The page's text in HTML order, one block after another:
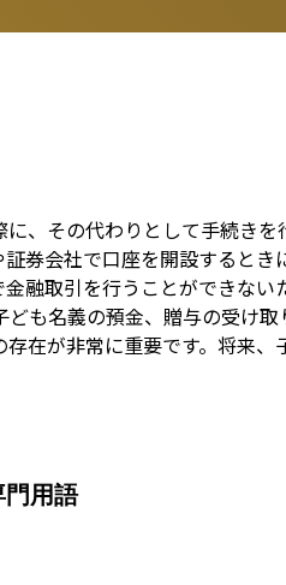
、その代わりとして手続き
券会社で口座を開設すると
融取引を行うことができな
も名義の預金、贈与の受け
在が非常に重要です。将来
門用語